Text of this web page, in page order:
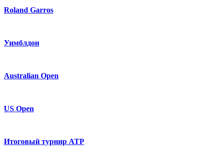
Roland Garros
Уимблдон
Australian Open
US Open
Итоговый турнир ATP